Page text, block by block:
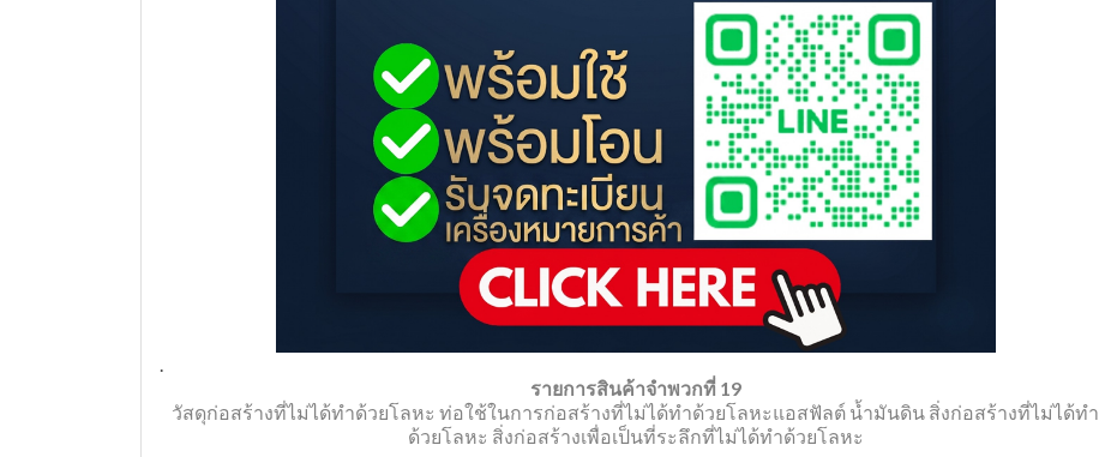
.
รายการสินค้าจำพวกที่ 19
วัสดุก่อสร้างที่ไม่ได้ทำด้วยโลหะ ท่อใช้ในการก่อสร้างที่ไม่ได้ทำด้วยโลหะแอสฟัลต์ น้ำมันดิน สิ่งก่อสร้างที่ไม่ได้ทำ
ด้วยโลหะ สิ่งก่อสร้างเพื่อเป็นที่ระลึกที่ไม่ได้ทำด้วยโลหะ